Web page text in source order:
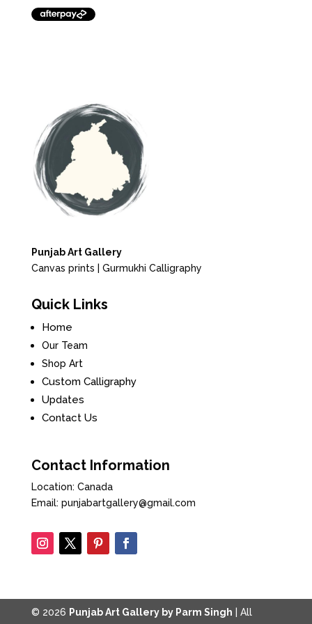
Punjab Art Gallery
Canvas prints | Gurmukhi Calligraphy
Quick Links
Home
Our Team
Shop Art
Custom Calligraphy
Updates
Contact Us
Contact Information
Location: Canada
Email: punjabartgallery@gmail.com
© 2026 Punjab Art Gallery by Parm Singh | All